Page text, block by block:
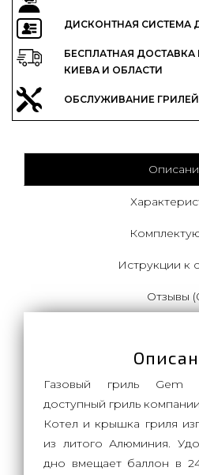
ДИСКОНТНАЯ СИСТЕМА
БЕСПЛАТНАЯ
КИЕВА И ОБЛАСТИ
ОБСЛУЖИВАНИЕ ГРИЛЕЙ
Иструкции к
Отзывы
Газовый гриль Gem -
доступный гриль
Котел и крышка гриля
из литого Алюминия.
дно вмещает баллон в